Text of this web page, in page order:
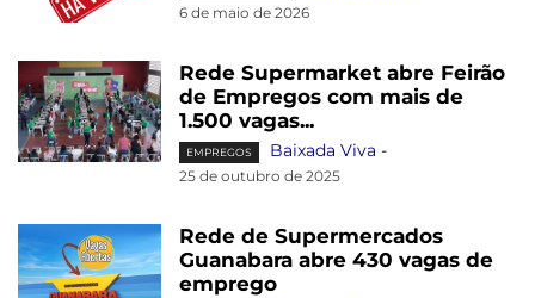
6 de maio de 2026
Rede Supermarket abre Feirão
de Empregos com mais de
1.500 vagas...
EMPREGOS Baixada Viva -
25 de outubro de 2025
Rede de Supermercados
Guanabara abre 430 vagas de
emprego